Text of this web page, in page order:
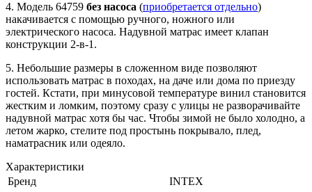
4. Модель 64759 без насоса (приобретается отдельно)
накачивается с помощью ручного, ножного или
электрического насоса. Надувной матрас имеет клапан
конструкции 2-в-1.
5. Небольшие размеры в сложенном виде позволяют
использовать матрас в походах, на даче или дома по приезду
гостей. Кстати, при минусовой температуре винил становится
жестким и ломким, поэтому сразу с улицы не разворачивайте
надувной матрас хотя бы час. Чтобы зимой не было холодно, а
летом жарко, стелите под простынь покрывало, плед,
наматрасник или одеяло.
Характеристики
Бренд
INTEX